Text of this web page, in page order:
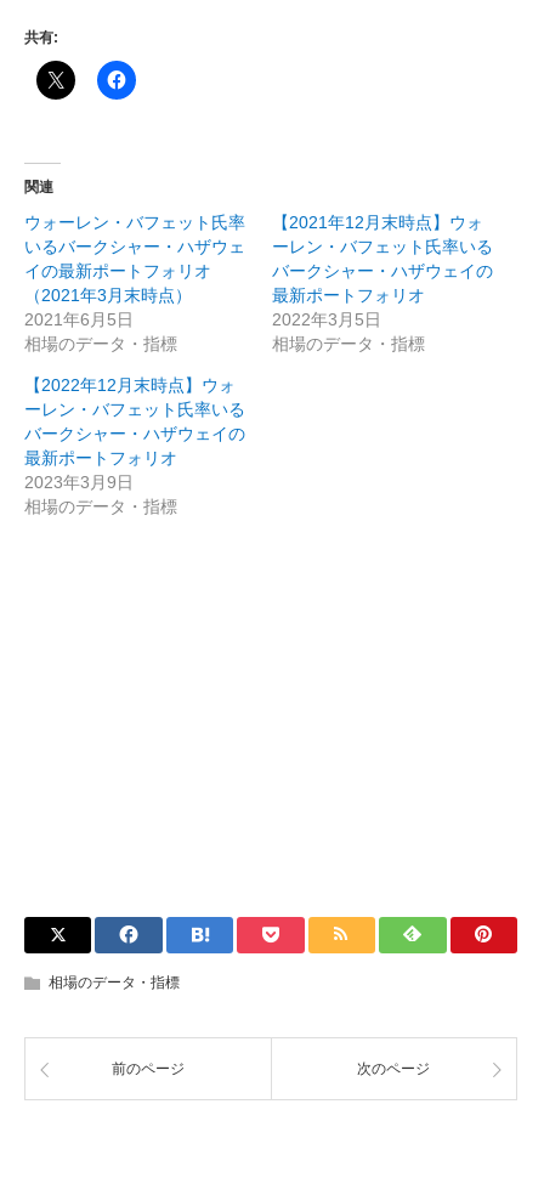
共有:
関連
ウォーレン・バフェット氏率
いるバークシャー・ハザウェ
イの最新ポートフォリオ
（2021年3月末時点）
2021年6月5日
相場のデータ・指標
【2021年12月末時点】ウォ
ーレン・バフェット氏率いる
バークシャー・ハザウェイの
最新ポートフォリオ
2022年3月5日
相場のデータ・指標
【2022年12月末時点】ウォ
ーレン・バフェット氏率いる
バークシャー・ハザウェイの
最新ポートフォリオ
2023年3月9日
相場のデータ・指標
相場のデータ・指標
前のページ 次のページ